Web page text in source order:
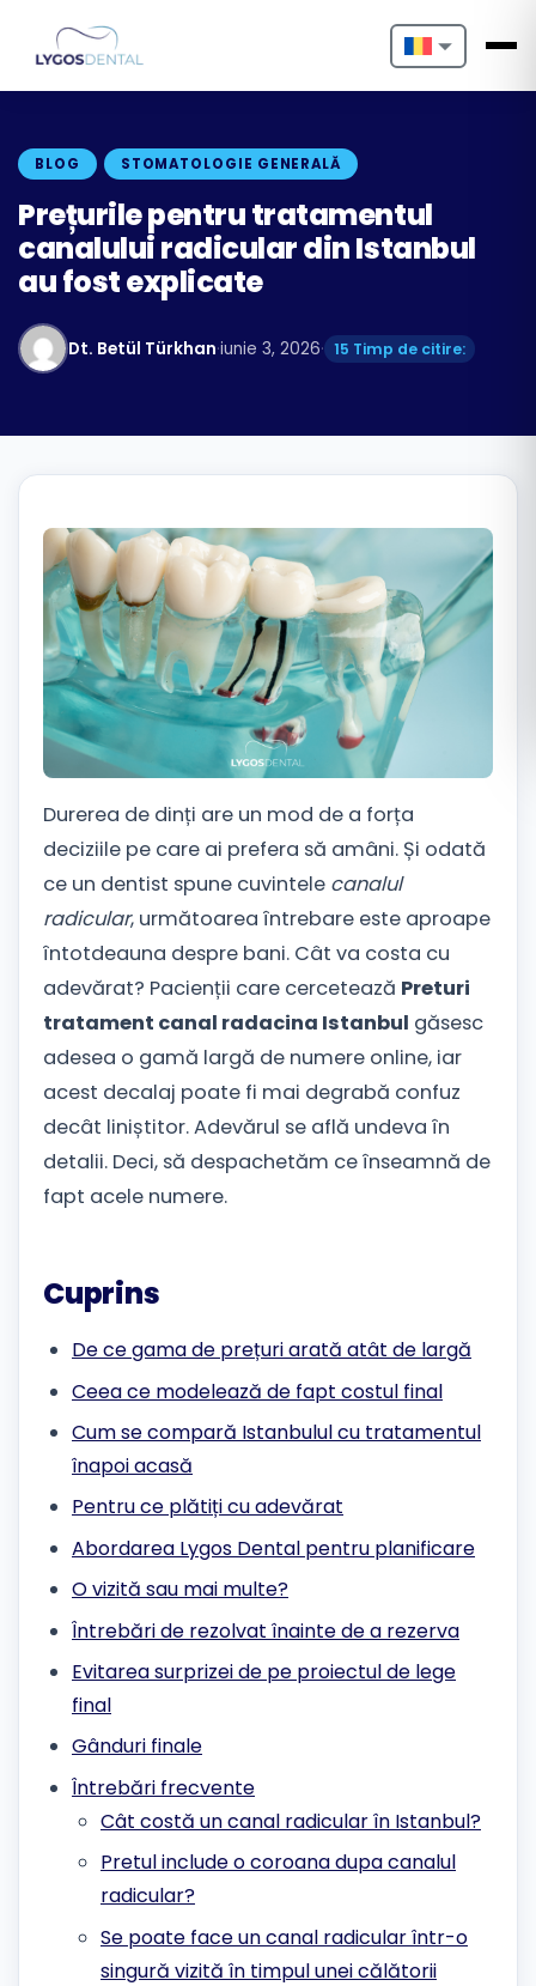
Nederlands
Français
Deutsch
Español
Italiano
Български
Română
Русский
BLOG STOMATOLOGIE GENERALĂ
Prețurile pentru tratamentul
canalului radicular din Istanbul
au fost explicate
Dt. Betül Türkhan·iunie 3, 2026· 15 Timp de citire:
Durerea de dinți are un mod de a forța
deciziile pe care ai prefera să amâni. Și odată
ce un dentist spune cuvintele canalul
radicular, următoarea întrebare este aproape
întotdeauna despre bani. Cât va costa cu
adevărat? Pacienții care cercetează Preturi
tratament canal radacina Istanbul găsesc
adesea o gamă largă de numere online, iar
acest decalaj poate fi mai degrabă confuz
decât liniștitor. Adevărul se află undeva în
detalii. Deci, să despachetăm ce înseamnă de
fapt acele numere.
Cuprins
De ce gama de prețuri arată atât de largă
Ceea ce modelează de fapt costul final
Cum se compară Istanbulul cu tratamentul
înapoi acasă
Pentru ce plătiți cu adevărat
Abordarea Lygos Dental pentru planificare
O vizită sau mai multe?
Întrebări de rezolvat înainte de a rezerva
Evitarea surprizei de pe proiectul de lege
final
Gânduri finale
Întrebări frecvente
Cât costă un canal radicular în Istanbul?
Pretul include o coroana dupa canalul
radicular?
Se poate face un canal radicular într-o
singură vizită în timpul unei călătorii